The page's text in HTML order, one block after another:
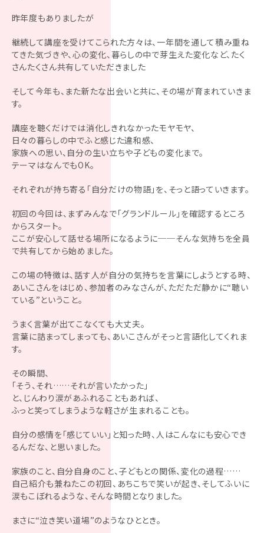
昨年度もありましたが
継続して講座を受けてこられた方々は、一年間を通して積み重ね
てきた気づきや、心の変化、暮らしの中で芽生えた変化など、たく
さんたくさん共有していただきました
そして今年も、また新たな出会いと共に、その場が育まれていきま
す。
講座を聴くだけでは消化しきれなかったモヤモヤ、
日々の暮らしの中でふと感じた違和感、
家族への思い、自分の生い立ちや子どもの変化まで。
テーマはなんでもOK。
それぞれが持ち寄る「自分だけの物語」を、そっと語っていきます。
初回の今回は、まずみんなで「グランドルール」を確認するところ
からスタート。
ここが安心して話せる場所になるように──そんな気持ちを全員
で共有してから始めました。
この場の特徴は、話す人が自分の気持ちを言葉にしようとする時、
あいこさんをはじめ、参加者のみなさんが、ただただ静かに“聴い
ている”ということ。
うまく言葉が出てこなくても大丈夫。
言葉に詰まってしまっても、あいこさんがそっと言語化してくれま
す。
その瞬間、
「そう、それ……それが言いたかった」
と、じんわり涙があふれることもあれば、
ふっと笑ってしまうような軽さが生まれることも。
自分の感情を「感じていい」と知った時、人はこんなにも安心でき
るんだな、と思いました。
家族のこと、自分自身のこと、子どもとの関係、変化の過程……
自己紹介も兼ねたこの初回、あちこちで笑いが起き、そしてふいに
涙もこぼれるような、そんな時間となりました。
まさに“泣き笑い道場”のようなひととき。